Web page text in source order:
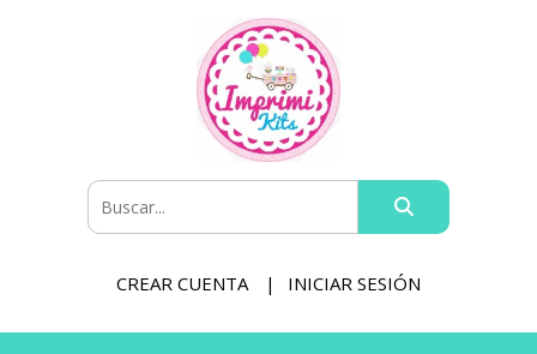
CREAR CUENTA INICIAR SESIÓN